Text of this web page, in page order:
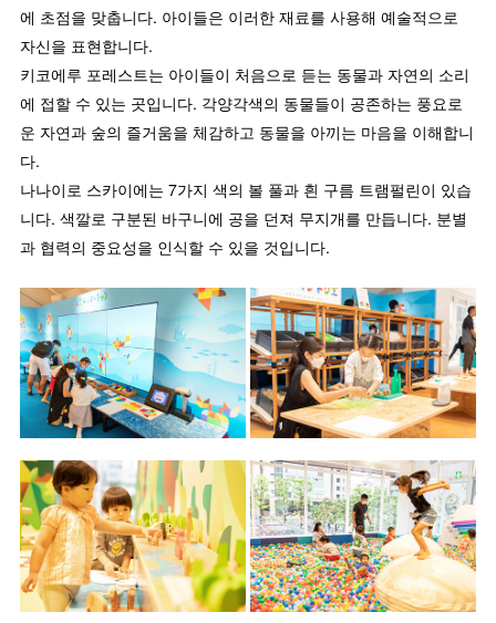
에 초점을 맞춥니다. 아이들은 이러한 재료를 사용해 예술적으로
자신을 표현합니다.
키코에루 포레스트는 아이들이 처음으로 듣는 동물과 자연의 소리
에 접할 수 있는 곳입니다. 각양각색의 동물들이 공존하는 풍요로
운 자연과 숲의 즐거움을 체감하고 동물을 아끼는 마음을 이해합니
다.
나나이로 스카이에는 7가지 색의 볼 풀과 흰 구름 트램펄린이 있습
니다. 색깔로 구분된 바구니에 공을 던져 무지개를 만듭니다. 분별
과 협력의 중요성을 인식할 수 있을 것입니다.